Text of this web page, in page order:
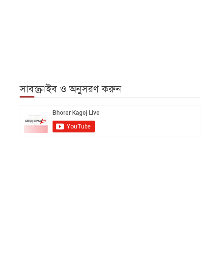
সাবস্ক্রাইব ও অনুসরণ করুন